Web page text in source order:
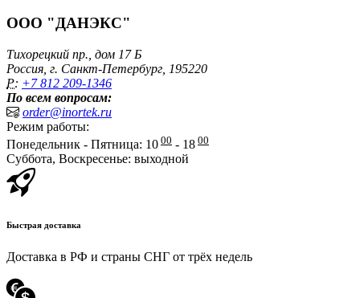
ООО "ДАНЭКС"
Тихорецкий пр., дом 17 Б
Россия, г. Санкт-Петербург, 195220
P: +7 812 209-1346
По всем вопросам:
order@inortek.ru
Режим работы:
Понедельник - Пятница: 10 00 - 18 00
Суббота, Воскресенье: выходной
Быстрая доставка
Доставка в РФ и страны СНГ от трёх недель